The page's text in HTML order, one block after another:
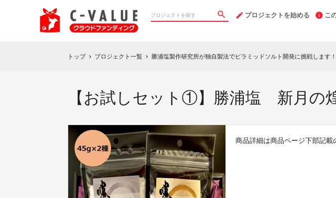
プロジェクトを始める こ
トップ chevron_right プロジェクト一覧 chevron_right 勝浦塩製作研究所が独自製法でピラミッドソルト開発に挑戦します！
【お試しセット①】勝浦塩 新月の
商品詳細は商品ページ下部記載